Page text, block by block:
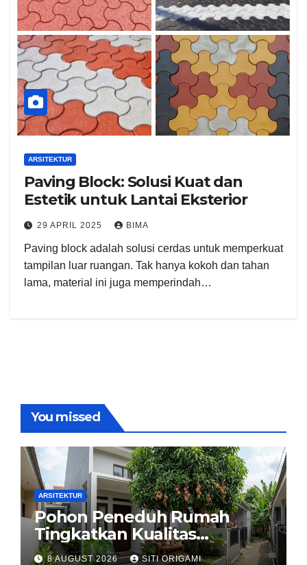
ARSITEKTUR
Paving Block: Solusi Kuat dan
Estetik untuk Lantai Eksterior
29 APRIL 2025 BIMA
Paving block adalah solusi cerdas untuk memperkuat
tampilan luar ruangan. Tak hanya kokoh dan tahan
lama, material ini juga memperindah…
You missed
ARSITEKTUR
Pohon Peneduh Rumah
Tingkatkan Kualitas
Arsitektur Hunian
8 AUGUST 2026 SITI ORIGAMI